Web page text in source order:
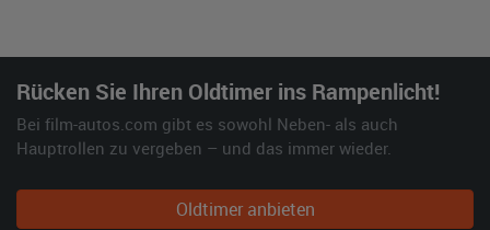
Rücken Sie Ihren Oldtimer ins Rampenlicht!
Bei film-autos.com gibt es sowohl Neben- als auch
Hauptrollen zu vergeben – und das immer wieder.
Oldtimer anbieten